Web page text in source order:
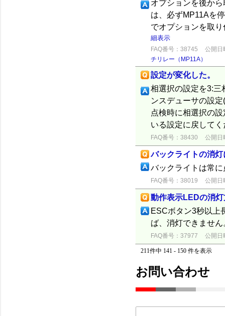
オプションを後か
は、必ずMP11Aを
でオプションを取
細表示
FAQ番号：38745
公開日
チリレー（MP11A）
設定が変化した。
相選択の設定を3:三
ンスデューサの設
点検時に相選択の
いる設定に戻して
FAQ番号：38430 公開日
バックライトの消灯
バックライトは常
FAQ番号：38019 公開日
動作表示LEDの消灯
ESCボタン3秒以上
ば、消灯できませ
FAQ番号：37977 公開日
211件中 141 - 150 件を表示
お問い合わせ